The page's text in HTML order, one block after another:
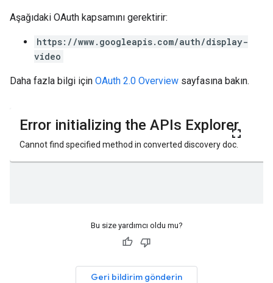
Aşağıdaki OAuth kapsamını gerektirir:
https://www.googleapis.com/auth/display-
video
Daha fazla bilgi için OAuth 2.0 Overview sayfasına bakın.
Bu size yardımcı oldu mu?
Geri bildirim gönderin